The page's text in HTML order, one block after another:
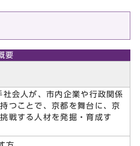
要
会人が、市内企業や行政関係
つことで、京都を舞台に、京
戦する人材を発掘・育成す